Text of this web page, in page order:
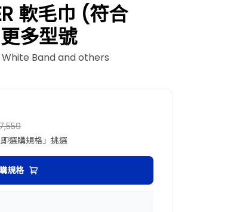
軟毛巾 (符合
多型號
White Band and others
選購規格」挑選
規格